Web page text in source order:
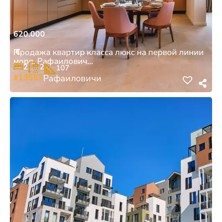
620.000
€
Продажа квартир класса люкс на первой линии
моря, Рафаилович...
2 2 107
#13557Рафаиловичи